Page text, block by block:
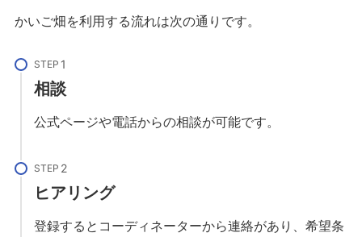
かいご畑を利用する流れは次の通りです。
STEP
相談
公式ページや電話からの相談が可能です。
STEP
ヒアリング
登録するとコーディネーターから連絡があり、希望条